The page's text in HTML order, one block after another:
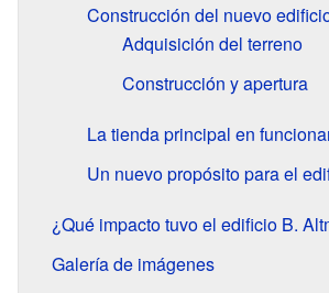
Construcción del nuevo
Adquisición del terreno
Construcción y apertura
La tienda principal en
Un nuevo propósito para el
¿Qué impacto tuvo el edificio B.
Galería de imágenes